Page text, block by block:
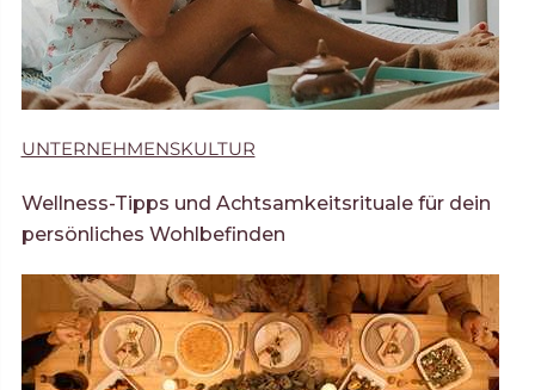
UNTERNEHMENSKULTUR
Wellness-Tipps und Achtsamkeitsrituale für dein
persönliches Wohlbefinden